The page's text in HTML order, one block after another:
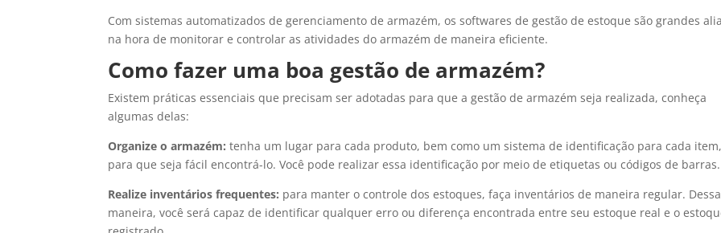
Com sistemas automatizados de gerenciamento de armazém, os softwares de gestão de estoque são grandes
na hora de monitorar e controlar as atividades do armazém de maneira eficiente.
Como fazer uma boa gestão de armazém?
Existem práticas essenciais que precisam ser adotadas para que a gestão de armazém seja realizada, conheça
algumas delas:
Organize o armazém:tenha um lugar para cada produto, bem como um sistema de identificação para cada item,
para que seja fácil encontrá-lo. Você pode realizar essa identificação por meio de etiquetas ou códigos de barras.
Realize inventários frequentes: para manter o controle dos estoques, faça inventários de maneira regular. Dessa
maneira, você será capaz de identificar qualquer erro ou diferença encontrada entre seu estoque real e o